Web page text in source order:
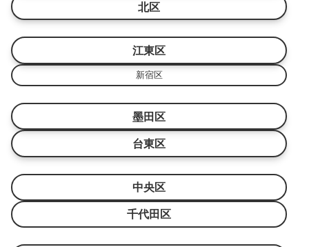
北区
江東区
新宿区
墨田区
台東区
中央区
千代田区